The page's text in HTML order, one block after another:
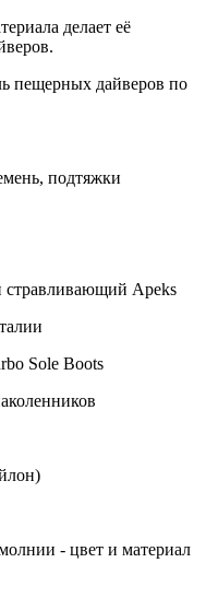
делает её
пещерных дайверов по
подтяжки
стравливающий Apeks
Sole Boots
- цвет и материал